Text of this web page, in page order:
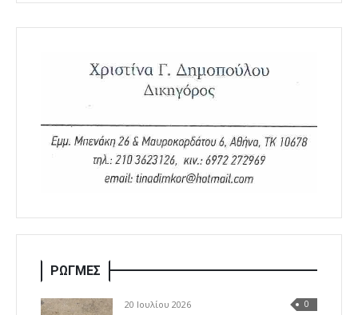
ΡΩΓΜΕΣ
20 Ιουλίου 2026 0